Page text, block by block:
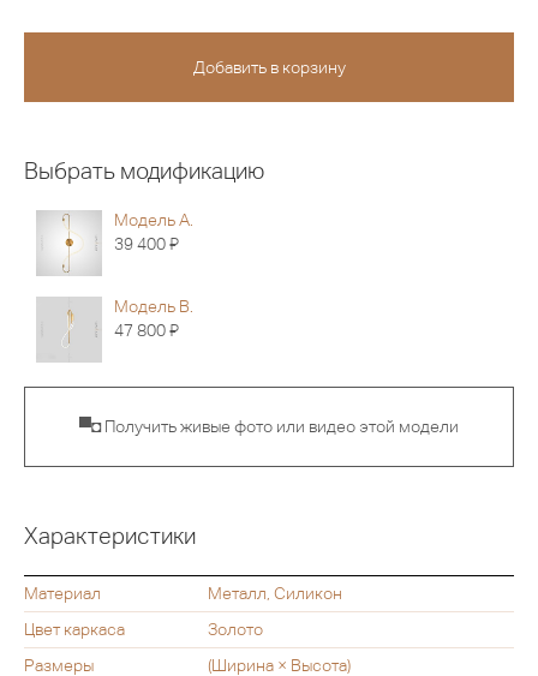
Выбрать модификацию
Модель А.
39 400Я
Модель В.
47 800Я
▀◘ Получить живые фото или видео этой модели
Характеристики
Материал
Металл, Силикон
Цвет каркаса
Золото
Размеры
(Ширина × Высота)